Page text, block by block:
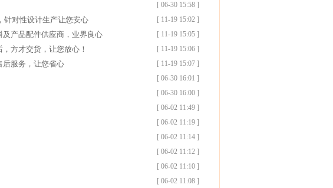
[ 06-30 15:58 ]
针对性设计生产让您安心 [ 11-19 15:02 ]
产品配件供应商，业界良心 [ 11-19 15:05 ]
方才交货，让您放心！ [ 11-19 15:06 ]
后服务，让您省心 [ 11-19 15:07 ]
[ 06-30 16:01 ]
[ 06-30 16:00 ]
[ 06-02 11:49 ]
[ 06-02 11:19 ]
[ 06-02 11:14 ]
[ 06-02 11:12 ]
[ 06-02 11:10 ]
[ 06-02 11:08 ]